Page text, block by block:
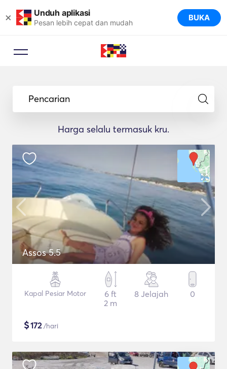
× Unduh aplikasi
Pesan lebih cepat dan mudah BUKA
Pencarian
Harga selalu termasuk kru.
Assos 5.5
Kapal Pesiar Motor
6 ft
2 m
8 Jelajah 0
$172/hari